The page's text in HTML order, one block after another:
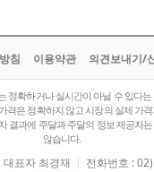
침 이용약관 의견보내기/
정확하거나 실시간이 아닐 수 있다
격은 정확하지 않고 시장의 실제 가
결과에 주달과 주달의 정보 제공자
않습니다.
대표자 최경재 | 전화번호 :